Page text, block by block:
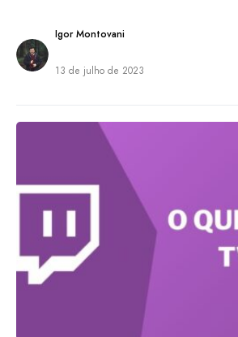
Igor Montovani
13 de julho de 2023